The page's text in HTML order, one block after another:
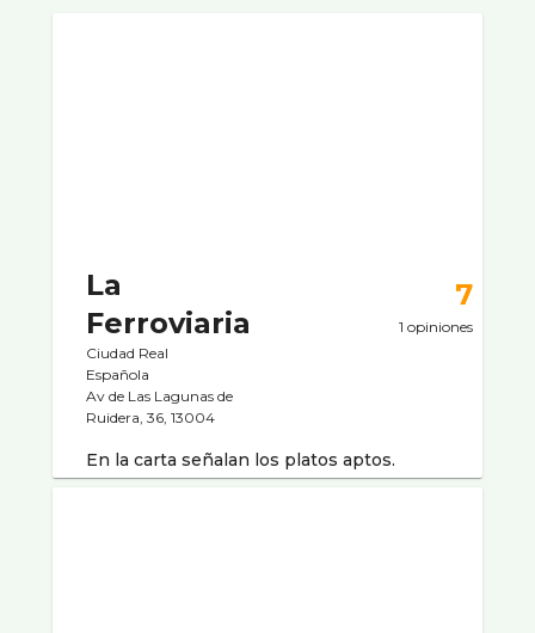
La
Ferroviaria
Ciudad Real
Española
Av de Las Lagunas de
Ruidera, 36, 13004
7
1 opiniones
En la carta señalan los platos aptos.